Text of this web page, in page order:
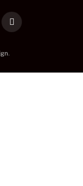
TikTok
.